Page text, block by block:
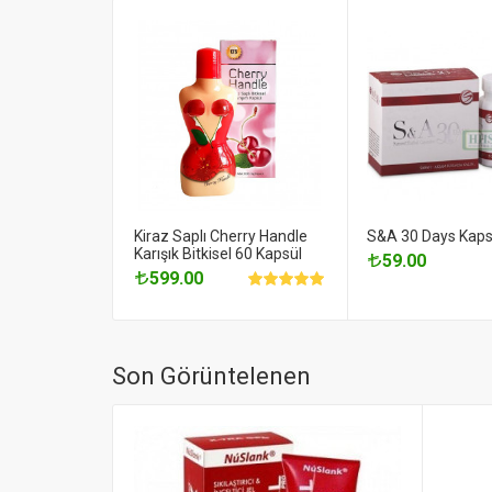
Kiraz Saplı Cherry Handle
Karışık Bitkisel 60 Kapsül
599.00
S&A 30 Days
59.00
Son Görüntelenen